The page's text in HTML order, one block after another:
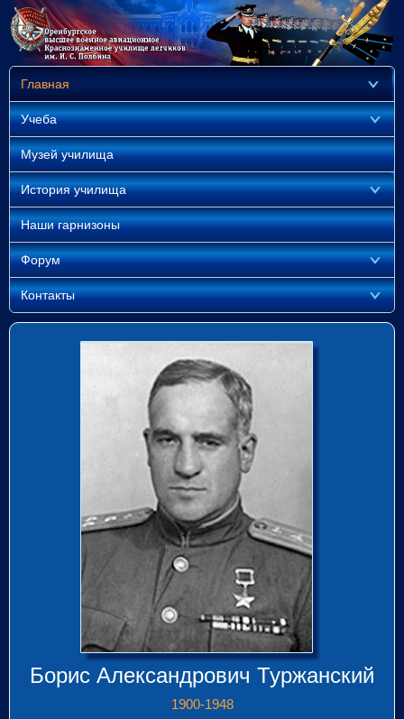
Главная
Учеба
Музей училища
История училища
Наши гарнизоны
Форум
Контакты
Борис Александрович Туржанский
1900-1948